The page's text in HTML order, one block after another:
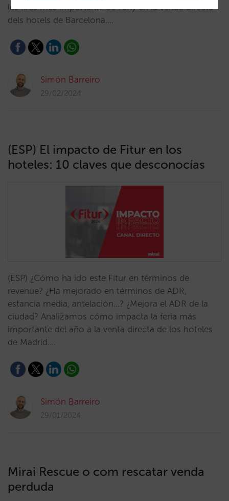
les fires més importants de l’any en la venda directa
dels hotels de Barcelona.…
Simón Barreiro
29/02/2024
(ESP) El impacto de Fitur en los
hoteles: 10 claves que desconocías
(ESP) ¿Cómo ha ido este Fitur en términos de
revenue? ¿Ha mejorado en términos de ADR,
estancia media, antelación…? ¿Mejora el ADR de la
ciudad? Analizamos cómo impacta la feria más
importante del año a la venta directa de los hoteles
de Madrid.…
Simón Barreiro
29/01/2024
Mirai Rescue o com rescatar venda
perduda